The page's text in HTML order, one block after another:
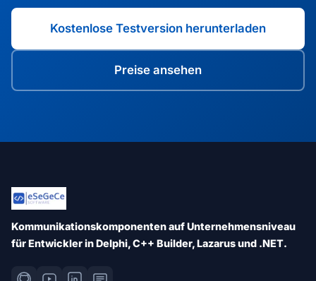
Kostenlose Testversion herunterladen
Preise ansehen
Kommunikationskomponenten auf Unternehmensniveau
für Entwickler in Delphi, C++ Builder, Lazarus und .NET.